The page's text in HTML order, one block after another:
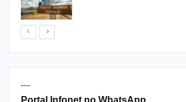
----
Portal Infonet no WhatsApp